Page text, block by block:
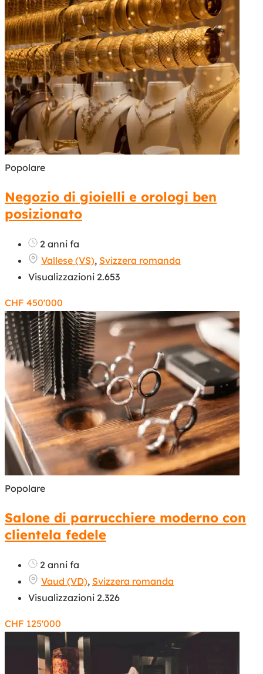
Popolare
Negozio di gioielli e orologi ben
posizionato
2 anni fa
Vallese (VS), Svizzera romanda
Visualizzazioni 2.653
CHF 450'000
Popolare
Salone di parrucchiere moderno con
clientela fedele
2 anni fa
Vaud (VD), Svizzera romanda
Visualizzazioni 2.326
CHF 125'000